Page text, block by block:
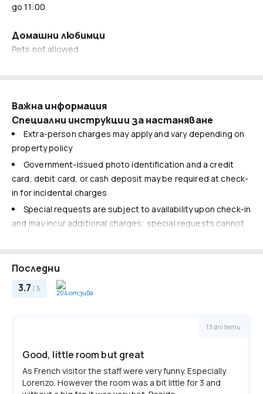
Услуги/Екстри
до 11:00
Домашни любимци
Pets not allowed
Интернет
Free WiFi
Престой на деца и допълнителни легла
No cribs (infant beds) available
No rollaway/extra beds available
Важна информация
Специални инструкции за настаняване
Extra-person charges may apply and vary depending on
property policy
Government-issued photo identification and a credit
card, debit card, or cash deposit may be required at check-
in for incidental charges
Special requests are subject to availability upon check-in
and may incur additional charges; special requests cannot
incidentals must be the primary name on the guestroom
reservation
Guests must contact this property in advance to reserve
This property accepts credit cards, debit cards, mobile
Safety features at this property include a fire
extinguisher
Please note that cultural norms and guest policies may
Последни
3.7 / 5 204 отзива
13 dni temu
Good, little room but great
As French visitor the staff were very funny. Especially
Lorenzo. However the room was a bit little for 3 and